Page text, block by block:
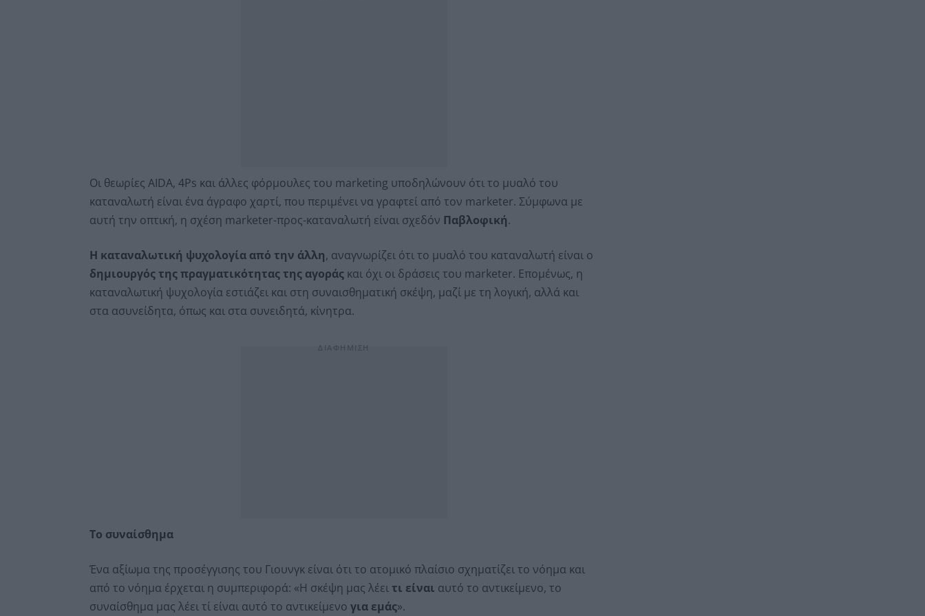
Οι θεωρίες AIDA, 4Ps και άλλες φόρμουλες του marketing υποδηλώνουν ότι το μυαλό του
καταναλωτή είναι ένα άγραφο χαρτί, που περιμένει να γραφτεί από τον marketer. Σύμφωνα με
αυτή την οπτική, η σχέση marketer-προς-καταναλωτή είναι σχεδόν Παβλοφική.
Η καταναλωτική ψυχολογία από την άλλη, αναγνωρίζει ότι το μυαλό του καταναλωτή είναι ο
δημιουργός της πραγματικότητας της αγοράςκαι όχι οι δράσεις του marketer. Επομένως, η
καταναλωτική ψυχολογία εστιάζει και στη συναισθηματική σκέψη, μαζί με τη λογική, αλλά και
στα ασυνείδητα, όπως και στα συνειδητά, κίνητρα.
Το συναίσθημα
Ένα αξίωμα της προσέγγισης του Γιουνγκ είναι ότι το ατομικό πλαίσιο σχηματίζει το νόημα και
από το νόημα έρχεται η συμπεριφορά: «Η σκέψη μας λέειτι είναι αυτό το αντικείμενο, το
συναίσθημα μας λέει τί είναι αυτό το αντικείμενο για εμάς».